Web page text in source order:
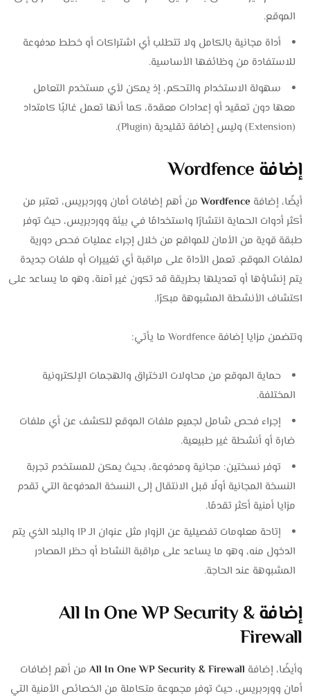
الموقع.
أداة مجانية بالكامل ولا تتطلب أي اشتراكات أو خطط مدفوعة
للاستفادة من وظائفها الأساسية.
سهولة الاستخدام والتحكم، إذ يمكن لأي مستخدم التعامل
معها دون تعقيد أو إعدادات معقدة، كما أنها تعمل غالبًا كامتداد
(Extension) وليس إضافة تقليدية (Plugin).
إضافة Wordfence
أيضًا، إضافةWordfenceمن أهم إضافات أمان ووردبريس، تعتبر من
أكثر أدوات الحماية انتشارًا واستخدامًا في بيئة ووردبريس، حيث توفر
طبقة قوية من الأمان للمواقع من خلال إجراء عمليات فحص دورية
لملفات الموقع. تعمل الأداة على مراقبة أي تغييرات أو ملفات جديدة
يتم إنشاؤها أو تعديلها بطريقة قد تكون غير آمنة، وهو ما يساعد على
اكتشاف الأنشطة المشبوهة مبكرًا.
وتتضمن مزايا إضافة Wordfence ما يأتي:
حماية الموقع من محاولات الاختراق والهجمات الإلكترونية
المختلفة.
إجراء فحص شامل لجميع ملفات الموقع للكشف عن أي ملفات
ضارة أو أنشطة غير طبيعية.
توفر نسختين: مجانية ومدفوعة، بحيث يمكن للمستخدم تجربة
النسخة المجانية أولًا قبل الانتقال إلى النسخة المدفوعة التي تقدم
مزايا أمنية أكثر تقدمًا.
إتاحة معلومات تفصيلية عن الزوار مثل عنوان الـ IP والبلد الذي يتم
الدخول منه، وهو ما يساعد على مراقبة النشاط أو حظر المصادر
المشبوهة عند الحاجة.
إضافة All In One WP Security &
Firewall
وأيضًا، إضافة All In One WP Security & Firewall من أهم إضافات
أمان ووردبريس، حيث توفر مجموعة متكاملة من الخصائص الأمنية التي